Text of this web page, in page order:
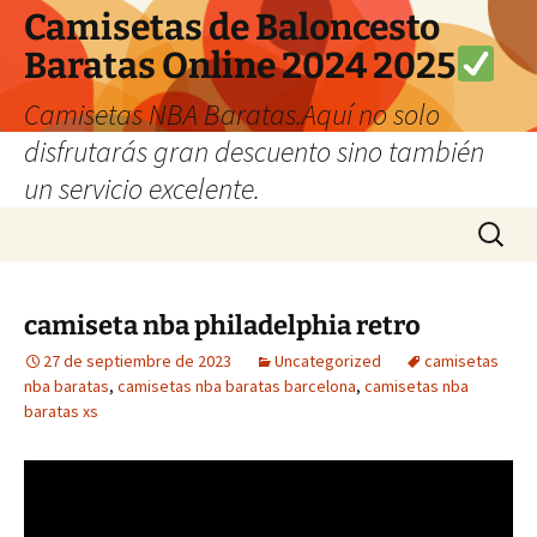
Camisetas de Baloncesto
Baratas Online 2024 2025
Camisetas NBA Baratas.Aquí no solo
disfrutarás gran descuento sino también
un servicio excelente.
Buscar:
camiseta nba philadelphia retro
27 de septiembre de 2023 Uncategorized
camisetas
nba baratas, camisetas nba baratas barcelona, camisetas nba
baratas xs